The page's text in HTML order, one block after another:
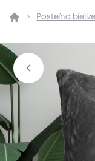
Prehľad
Posteľná